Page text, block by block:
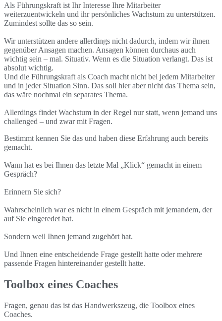
Als Führungskraft ist Ihr Interesse Ihre Mitarbeiter
weiterzuentwickeln und ihr persönliches Wachstum zu unterstützen.
Zumindest sollte das so sein.
Wir unterstützen andere allerdings nicht dadurch, indem wir ihnen
gegenüber Ansagen machen. Ansagen können durchaus auch
wichtig sein – mal. Situativ. Wenn es die Situation verlangt. Das ist
absolut wichtig.
Und die Führungskraft als Coach macht nicht bei jedem Mitarbeiter
und in jeder Situation Sinn. Das soll hier aber nicht das Thema sein,
das wäre nochmal ein separates Thema.
Allerdings findet Wachstum in der Regel nur statt, wenn jemand uns
challenged – und zwar mit Fragen.
Bestimmt kennen Sie das und haben diese Erfahrung auch bereits
gemacht.
Wann hat es bei Ihnen das letzte Mal „Klick“ gemacht in einem
Gespräch?
Erinnern Sie sich?
Wahrscheinlich war es nicht in einem Gespräch mit jemandem, der
auf Sie eingeredet hat.
Sondern weil Ihnen jemand zugehört hat.
Und Ihnen eine entscheidende Frage gestellt hatte oder mehrere
passende Fragen hintereinander gestellt hatte.
Toolbox eines Coaches
Fragen, genau das ist das Handwerkszeug, die Toolbox eines
Coaches.